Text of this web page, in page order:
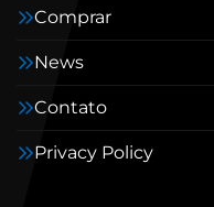
Comprar
News
Contato
Privacy Policy